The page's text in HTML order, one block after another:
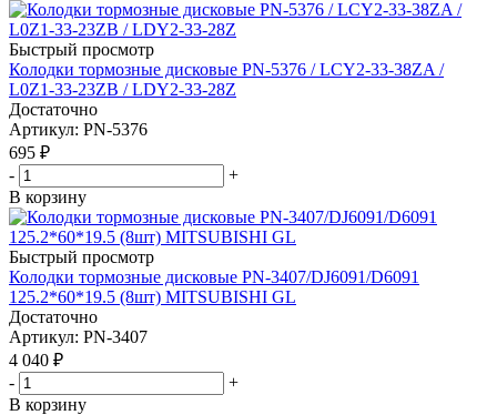
Быстрый просмотр
Колодки тормозные дисковые PN-5376 / LCY2-33-38ZA /
L0Z1-33-23ZB / LDY2-33-28Z
Достаточно
Артикул: PN-5376
695 ₽
-
+
В корзину
Быстрый просмотр
Колодки тормозные дисковые PN-3407/DJ6091/D6091
125.2*60*19.5 (8шт) MITSUBISHI GL
Достаточно
Артикул: PN-3407
4 040 ₽
-
+
В корзину